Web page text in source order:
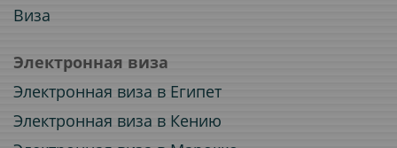
Виза
Электронная виза
Электронная виза в Египет
Электронная виза в Кению